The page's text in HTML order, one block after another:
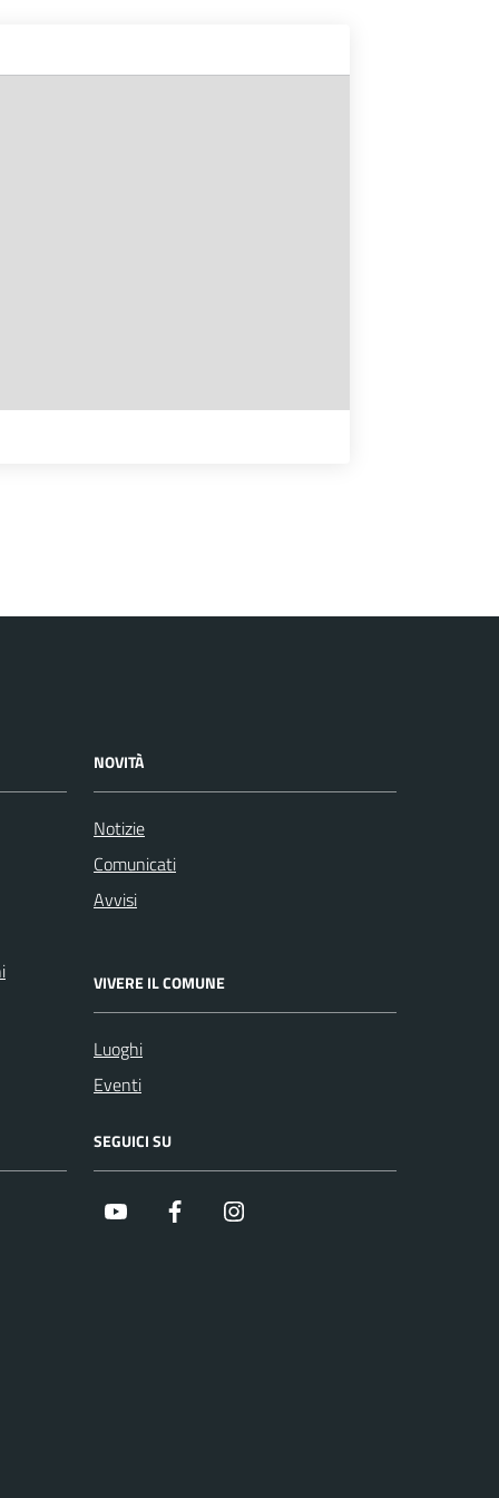
NOVITÀ
Notizie
Comunicati
Avvisi
VIVERE IL COMUNE
Luoghi
Eventi
SEGUICI SU
Youtube Facebook